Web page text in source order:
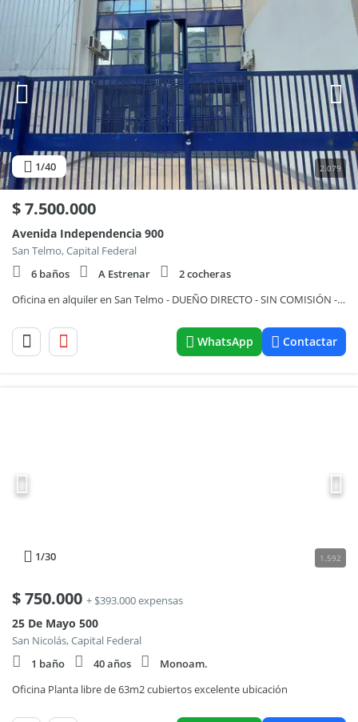
1/40 2.079
$7.500.000
Avenida Independencia 900
San Telmo, Capital Federal
6 baños
A Estrenar
2 cocheras
Oficina en alquiler en San Telmo - DUEÑO DIRECTO - SIN COMISIÓN - Oficina / Depósito / Local Comercial. Sobre Av. Independencia a metros de Av. 9 de Julio - San telmo - Centro - Puerto Madero - SIN EXPENSAS
WhatsApp Contactar
1/30 1.592
$750.000 + $393.000 expensas
25 De Mayo 500
San Nicolás, Capital Federal
1 baño
40 años
Monoam.
Oficina Planta libre de 63m2 cubiertos excelente ubicación